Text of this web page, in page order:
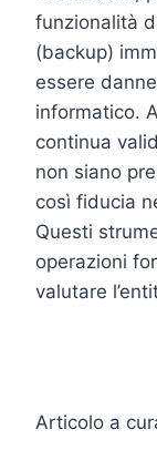
funzionalità
(backup)
essere
informatico.
continua
non siano
così fiducia
Questi
operazioni
valutare
Articolo a